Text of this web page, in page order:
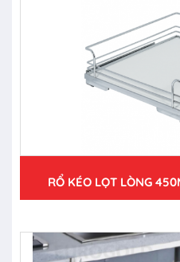
RỔ KÉO LỌT LÒNG